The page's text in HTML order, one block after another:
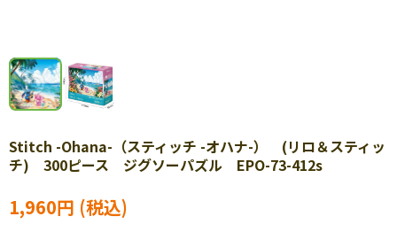
Stitch -Ohana-（スティッチ -オハナ-） (リロ＆スティッ
チ) 300ピース ジグソーパズル EPO-73-412s
1,960円